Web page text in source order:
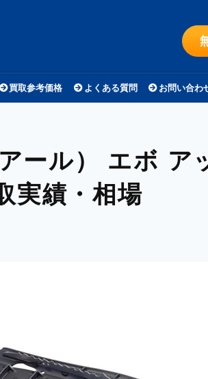
買取参考価格 よくある質問 お問い合わ
ール） エボ ア
実績・相場